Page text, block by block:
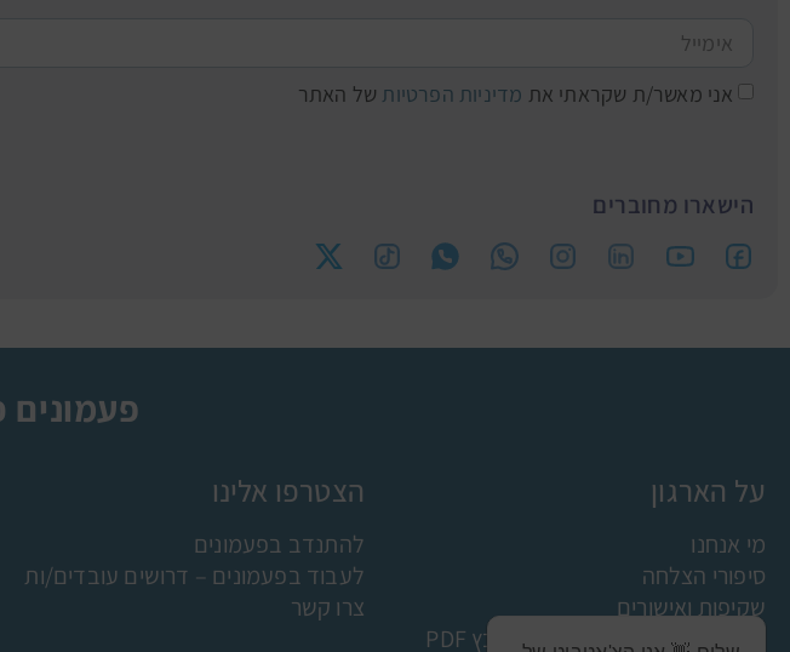
אני מאשר/ת שקראתי את מדיניות הפרטיות של האתר
הישארו מחוברים
פעמונים
על הארגון
מי אנחנו
סיפורי הצלחה
שקיפות ואישורים
תקנון למניעת הטרדה מינית קובץ PDF
הצטרפו אלינו
להתנדב בפעמונים
לעבוד בפעמונים – דרושים עובדים/ות
צרו קשר